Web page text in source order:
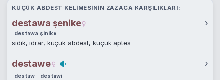
KÜÇÜK ABDEST KELIMESININ ZAZACA KARŞILIKLARI
destawa şenike ›
destawa şinike
sidik, idrar, küçük abdest, küçük aptes
destawe ›
destaw destawi